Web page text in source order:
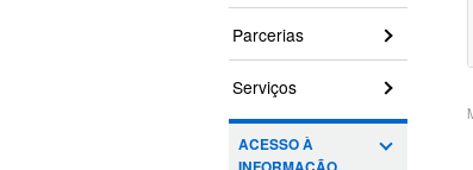
Parcerias
Serviços
ACESSO À